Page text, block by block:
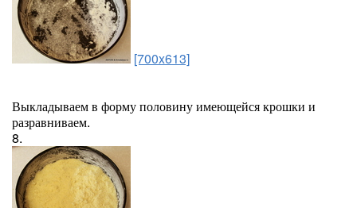
[700x613]
Выкладываем в форму половину имеющейся крошки и
разравниваем.
8.